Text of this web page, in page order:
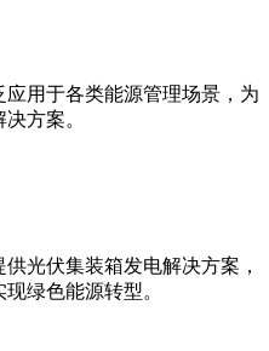
用于各类能源管理场景，为
方案。
光伏集装箱发电解决方案，
绿色能源转型。